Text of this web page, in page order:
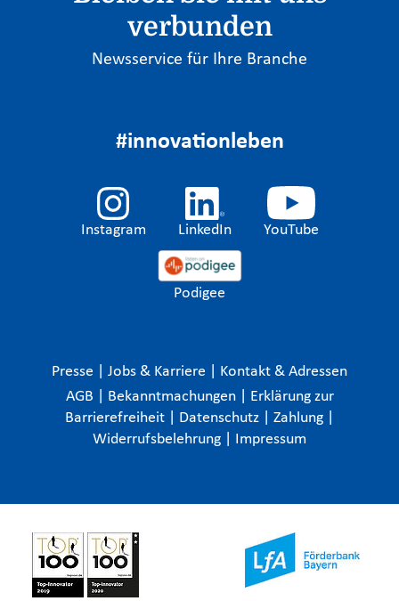
verbunden
Newsservice für Ihre Branche
#innovationleben
Instagram LinkedIn YouTube
Podigee
Presse Jobs & Karriere
Kontakt & Adressen
AGB
Bekanntmachungen
Erklärung zur
Barrierefreiheit
Datenschutz Zahlung
Widerrufsbelehrung
Impressum